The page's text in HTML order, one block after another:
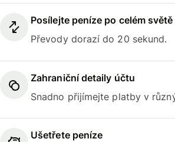
Posílejte peníze po celém světě
Převody dorazí do 20 sekund.
Zahraniční detaily účtu
Snadno přijímejte platby v
Ušetřete peníze